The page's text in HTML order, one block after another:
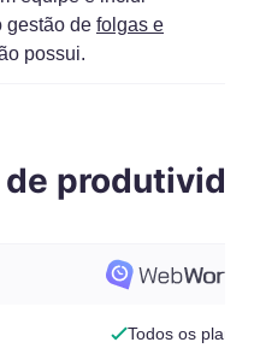
gestão de folgas e
possui.
Todos os planos